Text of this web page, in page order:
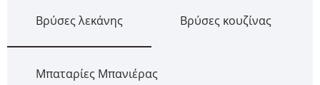
Βρύσες λεκάνης Βρύσες κουζίνας
Μπαταρίες Μπανιέρας